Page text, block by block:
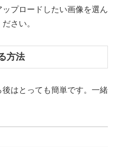
プロードしたい画像を選ん
さい。
方法
はとっても簡単です。一緒